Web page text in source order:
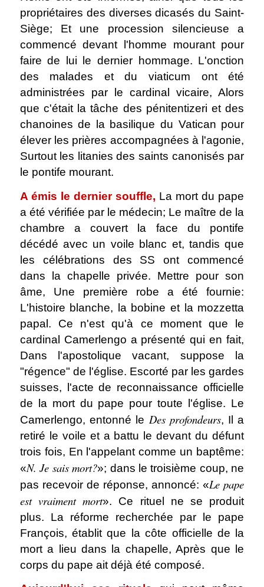
propriétaires des diverses dicasés du Saint-
Siège; Et une procession silencieuse a
commencé devant l'homme mourant pour
faire de lui le dernier hommage. L'onction
des malades et du viaticum ont été
administrées par le cardinal vicaire, Alors
que c'était la tâche des pénitentizeri et des
chanoines de la basilique du Vatican pour
élever les prières accompagnées à l'agonie,
Surtout les litanies des saints canonisés par
le pontife mourant.
A émis le dernier souffle, La mort du pape
a été vérifiée par le médecin; Le maître de la
chambre a couvert la face du pontife
décédé avec un voile blanc et, tandis que
les célébrations des SS ont commencé
dans la chapelle privée. Mettre pour son
âme, Une première robe a été fournie:
L'histoire blanche, la bobine et la mozzetta
papal. Ce n'est qu'à ce moment que le
cardinal Camerlengo a présenté qui en fait,
Dans l'apostolique vacant, suppose la
"régence" de l'église. Escorté par les gardes
suisses, l'acte de reconnaissance officielle
de la mort du pape pour toute l'église. Le
Camerlengo, entonné le Des profondeurs, Il a
retiré le voile et a battu le devant du défunt
trois fois, En l'appelant comme un baptême:
«N. Je sais mort?»; dans le troisième coup, ne
pas recevoir de réponse, annoncé: «Le pape
est vraiment mort». Ce rituel ne se produit
plus. La réforme recherchée par le pape
François, établit que la côte officielle de la
mort a lieu dans la chapelle, Après que le
corps du pape ait déjà été composé.